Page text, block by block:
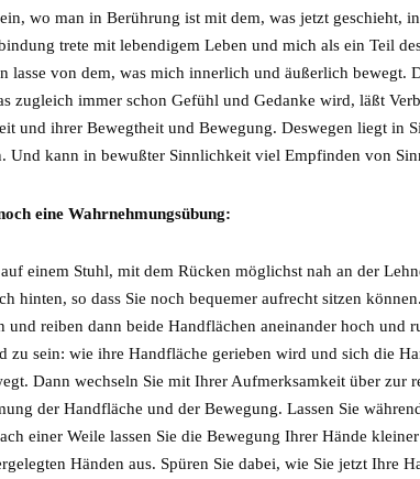
wo man in Berührung ist mit dem, was jetzt geschieht,
trete mit lebendigem Leben und mich als ein Teil
lasse von dem, was mich innerlich und äußerlich bewegt.
zugleich immer schon Gefühl und Gedanke wird, läßt
und ihrer Bewegtheit und Bewegung. Deswegen liegt in
Und kann in bewußter Sinnlichkeit viel Empfinden von
eine Wahrnehmungsübung:
auf einem Stuhl, mit dem Rücken möglichst nah an der
hinten, so dass Sie noch bequemer aufrecht sitzen
und reiben dann beide Handflächen aneinander hoch und
zu sein: wie ihre Handfläche gerieben wird und sich die
Dann wechseln Sie mit Ihrer Aufmerksamkeit über zur
der Handfläche und der Bewegung. Lassen Sie
einer Weile lassen Sie die Bewegung Ihrer Hände
Händen aus. Spüren Sie dabei, wie Sie jetzt Ihre